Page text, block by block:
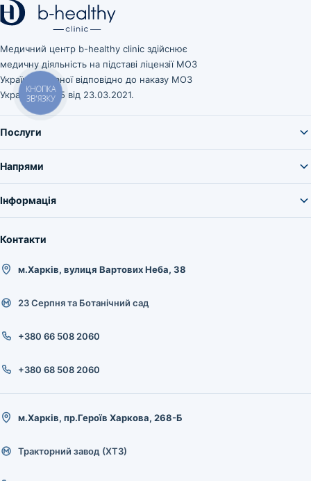
Медичний центр b-healthy clinic здійснює
медичну діяльність на підставі ліцензії МОЗ
України, виданої відповідно до наказу МОЗ
України № 545 від 23.03.2021.
Послуги
Напрями
Інформація
Контакти
м.Харків, вулиця Вартових Неба, 38
23 Серпня та Ботанічний сад
+380 66 508 2060
+380 68 508 2060
м.Харків, пр.Героїв Харкова, 268-Б
Тракторний завод (ХТЗ)
КНОПКА
ЗВ'ЯЗКУ